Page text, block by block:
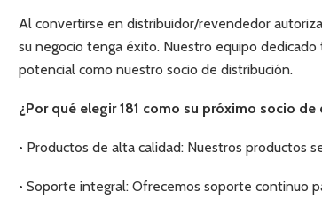
Al convertirse en distribuidor/revendedor
su negocio tenga éxito. Nuestro equipo
potencial como nuestro socio de distribución.
¿Por qué elegir 181 como su próximo socio
• Productos de alta calidad: Nuestros productos
• Soporte integral: Ofrecemos soporte continuo